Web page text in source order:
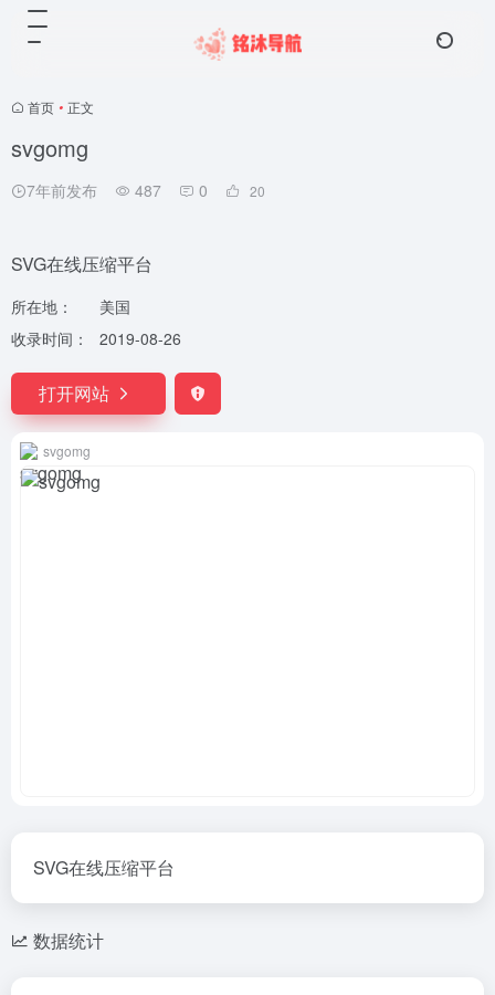
首页 • 正文
svgomg
7年前发布 487 0 20
SVG在线压缩平台
所在地：
美国
收录时间：
2019-08-26
打开网站
svgomg
SVG在线压缩平台
数据统计